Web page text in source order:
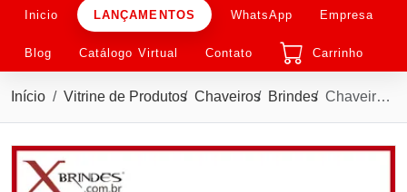
Inicio LANÇAMENTOS WhatsApp Empresa
Blog Catálogo Virtual Contato Carrinho
Início Vitrine de Produtos Chaveiros Brindes Chaveiro de Metal em Níquel brilhante com Alça de PU X15002